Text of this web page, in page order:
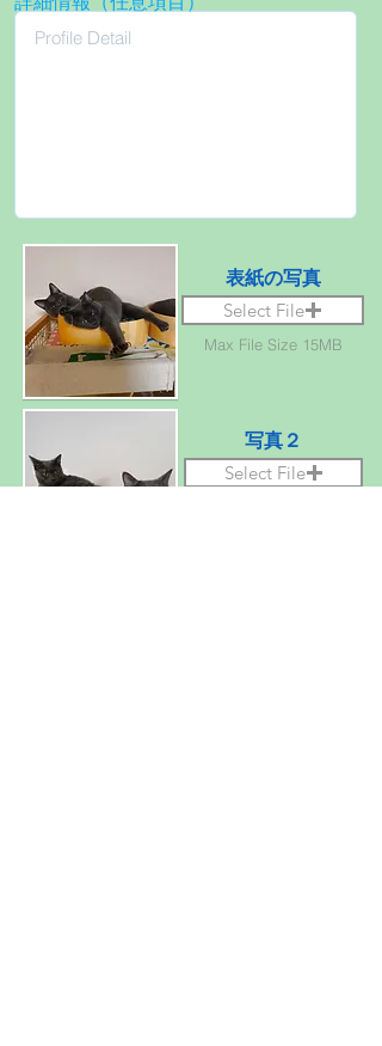
表紙の写真
Select File
Max File Size 15MB
写真２
Select File